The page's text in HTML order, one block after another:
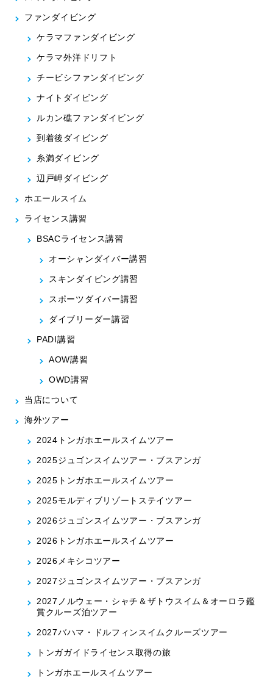
ファンダイビング
ケラマファンダイビング
ケラマ外洋ドリフト
チービシファンダイビング
ナイトダイビング
ルカン礁ファンダイビング
到着後ダイビング
糸満ダイビング
辺戸岬ダイビング
ホエールスイム
ライセンス講習
BSACライセンス講習
オーシャンダイバー講習
スキンダイビング講習
スポーツダイバー講習
ダイブリーダー講習
PADI講習
AOW講習
OWD講習
当店について
海外ツアー
2024トンガホエールスイムツアー
2025ジュゴンスイムツアー・ブスアンガ
2025トンガホエールスイムツアー
2025モルディブリゾートステイツアー
2026ジュゴンスイムツアー・ブスアンガ
2026トンガホエールスイムツアー
2026メキシコツアー
2027ジュゴンスイムツアー・ブスアンガ
2027ノルウェー・シャチ＆ザトウスイム＆オーロラ鑑
賞クルーズ泊ツアー
2027バハマ・ドルフィンスイムクルーズツアー
トンガガイドライセンス取得の旅
トンガホエールスイムツアー